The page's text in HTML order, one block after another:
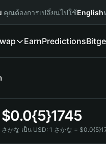
คุณต้องการเปลี่ยนไปใช้English
EarnPredictions
$0.0{5}1745
さかな เป็น USD: 1 さかな =